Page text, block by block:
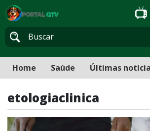
Home Saúde Últimas
etologiaclinica